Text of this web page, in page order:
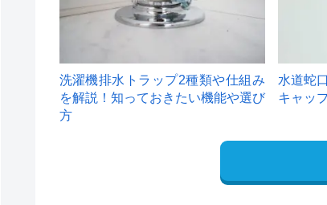
洗濯機排水トラップ2種類や仕組み
を解説！知っておきたい機能や選び
方
水道蛇
キャッ